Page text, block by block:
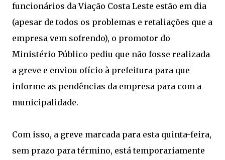
funcionários da Viação Costa Leste estão em dia
(apesar de todos os problemas e retaliações que a
empresa vem sofrendo), o promotor do
Ministério Público pediu que não fosse realizada
a greve e enviou ofício à prefeitura para que
informe as pendências da empresa para com a
municipalidade.
Com isso, a greve marcada para esta quinta-feira,
sem prazo para término, está temporariamente